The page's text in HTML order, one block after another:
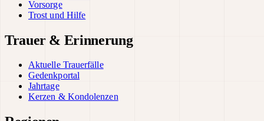
Vorsorge
Trost und Hilfe
Trauer & Erinnerung
Aktuelle Trauerfälle
Gedenkportal
Jahrtage
Kerzen & Kondolenzen